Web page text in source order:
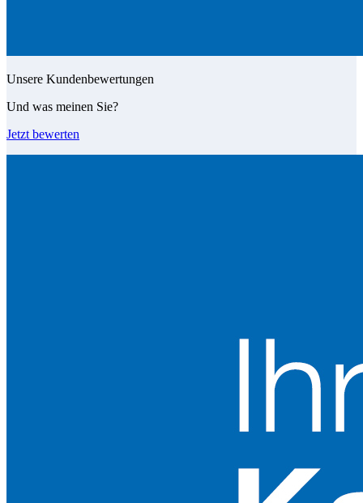
Unsere Kundenbewertungen
Und was meinen Sie?
Jetzt bewerten